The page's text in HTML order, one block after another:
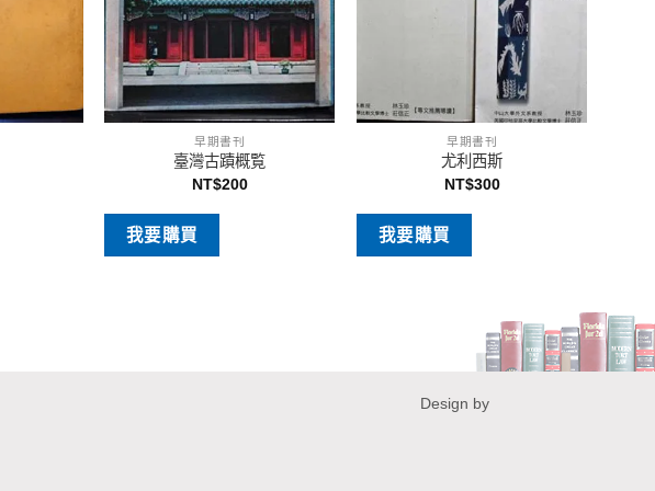
早期書刊
臺灣古蹟概覧
NT$200
我要購買
早期書刊
尤利西斯
NT$300
我要購買
Design by